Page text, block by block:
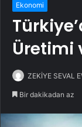
Ekonomi
Üretimi
ZEKİYE SEVAL
Bir dakikadan az